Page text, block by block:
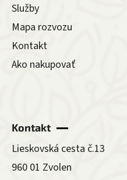
Služby
Mapa rozvozu
Kontakt
Ako nakupovať
Kontakt
Lieskovská cesta č.13
960 01 Zvolen